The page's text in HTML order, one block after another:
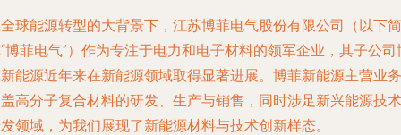
球能源转型的大背景下，江苏博菲电气股份有限公司（以下简
博菲电气”）作为专注于电力和电子材料的领军企业，其子公司
能源近年来在新能源领域取得显著进展。博菲新能源主营业务
高分子复合材料的研发、生产与销售，同时涉足新兴能源技术
领域，为我们展现了新能源材料与技术创新样态。